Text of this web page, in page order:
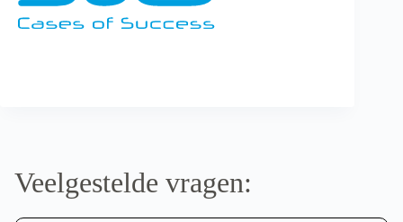
Veelgestelde vragen: